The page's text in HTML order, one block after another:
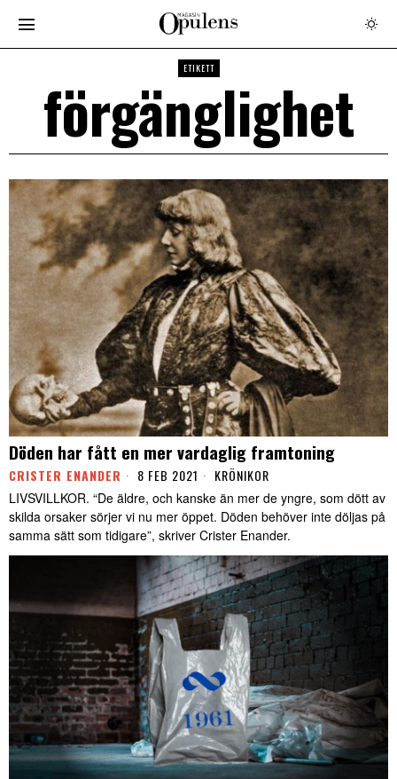
ETIKETT
förgänglighet
Döden har fått en mer vardaglig framtoning
CRISTER ENANDER 8 FEB 2021 KRÖNIKOR
LIVSVILLKOR. “De äldre, och kanske än mer de yngre, som dött av
skilda orsaker sörjer vi nu mer öppet. Döden behöver inte döljas på
samma sätt som tidigare”, skriver Crister Enander.